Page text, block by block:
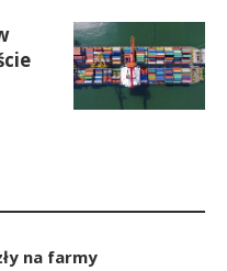
na farmy